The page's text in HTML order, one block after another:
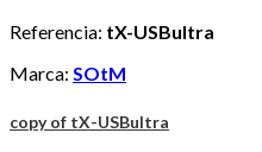
Referencia: tX-USBultra
Marca: SOtM
copy of tX-USBultra